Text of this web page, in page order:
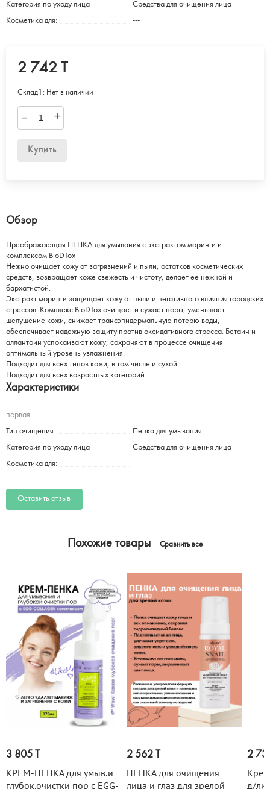
Категория по уходу лица Средства для очищения лица
Косметика для: ---
2 742 T
Склад1: Нет в наличии
– +
Купить
Обзор
Преображающая ПЕНКА для умывания с экстрактом моринги и
комплексом BioDTox
Нежно очищает кожу от загрязнений и пыли, остатков косметических
средств, возвращает коже свежесть и чистоту, делает ее нежной и
бархатистой.
Экстракт моринги защищает кожу от пыли и негативного влияния городских
стрессов. Комплекс BioDTox очищает и сужает поры, уменьшает
шелушение кожи, снижает трансэпидермальную потерю воды,
обеспечивает надежную защиту против оксидативного стресса. Бетаин и
аллантоин успокаивают кожу, сохраняют в процессе очищения
оптимальный уровень увлажнения.
Подходит для всех типов кожи, в том числе и сухой.
Подходит для всех возрастных категорий.
Характеристики
первая
Тип очищения Пенка для умывания
Категория по уходу лица Средства для очищения лица
Косметика для: ---
Оставить отзыв
Похожие товары Сравнить все
3 805 T
КРЕМ-ПЕНКА для умыв.и
глубок.очистки пор с EGG-
2 562 T
ПЕНКА для очищения
лица и глаз для зрелой
2
д/